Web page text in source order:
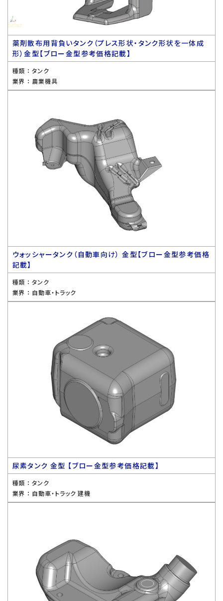
薬剤散布用背負いタンク（プレス形状・タンク形状を一体成
形）金型【ブロー金型参考価格記載】
種類 ： タンク
業界 ： 農業機具
ウォッシャータンク（自動車向け） 金型【ブロー金型参考価格
記載】
種類 ： タンク
業界 ： 自動車・トラック
尿素タンク 金型 【ブロー金型参考価格記載】
種類 ： タンク
業界 ： 自動車・トラック 建機